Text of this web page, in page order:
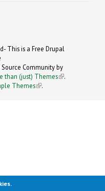
This is a Free Drupal
Community by
than (just) Themes (link is
.
Themes
(link is
.